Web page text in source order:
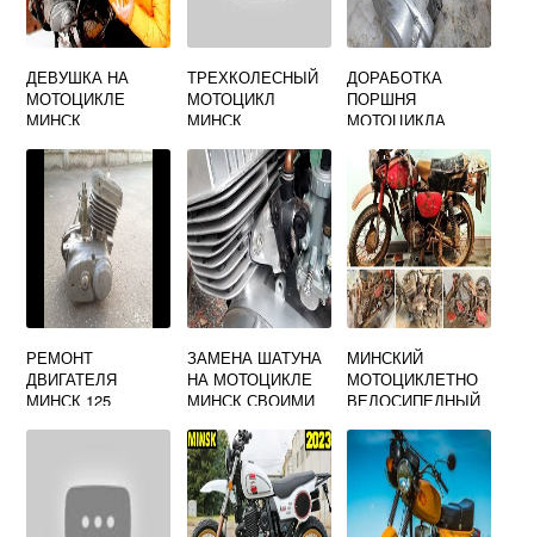
ДЕВУШКА НА
МОТОЦИКЛЕ
МИНСК
ТРЕХКОЛЕСНЫЙ
МОТОЦИКЛ
МИНСК
ДОРАБОТКА
ПОРШНЯ
МОТОЦИКЛА
РЕМОНТ
ДВИГАТЕЛЯ
МИНСК 125
ЗАМЕНА ШАТУНА
НА МОТОЦИКЛЕ
МИНСК СВОИМИ
МИНСКИЙ
МОТОЦИКЛЕТНО
ВЕЛОСИПЕДНЫЙ